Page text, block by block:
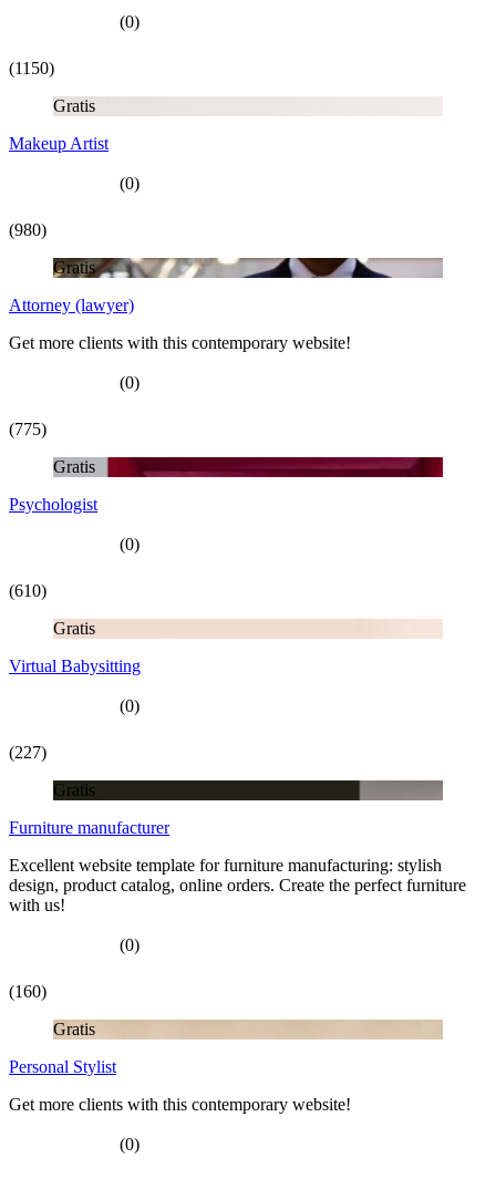
(0)
(1150)
Gratis
Makeup Artist
(0)
(980)
Gratis
Attorney (lawyer)
Get more clients with this contemporary website!
(0)
(775)
Gratis
Psychologist
(0)
(610)
Gratis
Virtual Babysitting
(0)
(227)
Gratis
Furniture manufacturer
Excellent website template for furniture manufacturing: stylish
design, product catalog, online orders. Create the perfect furniture
with us!
(0)
(160)
Gratis
Personal Stylist
Get more clients with this contemporary website!
(0)